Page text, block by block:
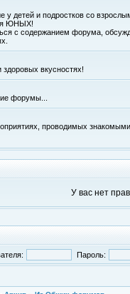
детей и подростков со
ЮНЫХ!
с содержанием форума,
здоровых вкусностях!
форумы...
проводимых
У вас нет
Пароль: